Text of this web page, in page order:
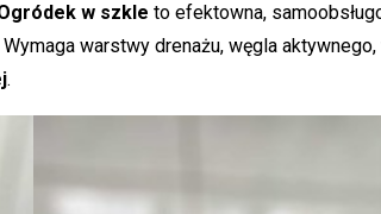
w szkle to efektowna,
warstwy drenażu, węgla
.